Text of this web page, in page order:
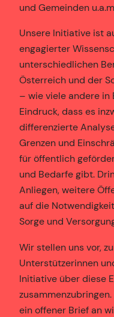
und Gemeinden
Unsere Initiative ist
engagierter
unterschiedlichen
Österreich und der
– wie viele andere
Eindruck, dass es
differenzierte
Grenzen und
für öffentlich
und Bedarfe gibt.
Anliegen, weitere
auf die
Sorge und
Wir stellen uns vor,
Unterstützerinnen
Initiative über diese
ein offener Brief an